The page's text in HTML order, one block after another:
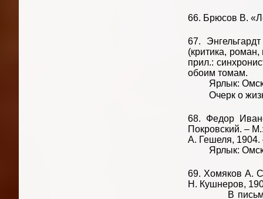
66. Брюсов В.
67.
(критика,
прил.:
обоим томам.
Ярлык: Омская
Очерк о жизни
68. Федор
Покровский. –
А. Гешеля, 1904.
Ярлык:
69. Хомяков А.
Н. Кушнеров,
В письме к А.